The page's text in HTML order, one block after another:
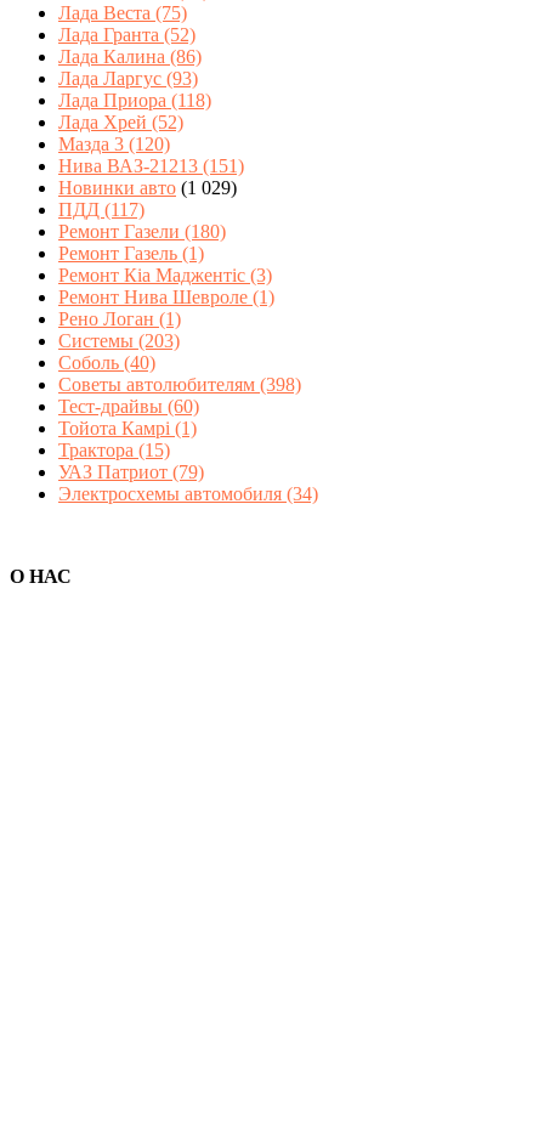
Лада Веста (75)
Лада Гранта (52)
Лада Калина (86)
Лада Ларгус (93)
Лада Приора (118)
Лада Хрей (52)
Мазда 3 (120)
Нива ВАЗ-21213 (151)
Новинки авто (1 029)
ПДД (117)
Ремонт Газели (180)
Ремонт Газель (1)
Ремонт Кіа Маджентіс (3)
Ремонт Нива Шевроле (1)
Рено Логан (1)
Системы (203)
Соболь (40)
Советы автолюбителям (398)
Тест-драйвы (60)
Тойота Камрі (1)
Трактора (15)
УАЗ Патриот (79)
Электросхемы автомобиля (34)
О НАС